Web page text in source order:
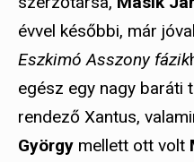
évvel későbbi, már
Eszkimó Asszony fázik
egész egy nagy baráti
rendező Xantus,
György mellett ott volt